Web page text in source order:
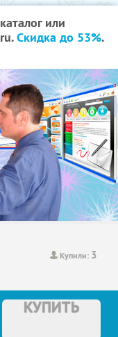
или
Скидка до 53%.
Купили: 3
КУПИТЬ